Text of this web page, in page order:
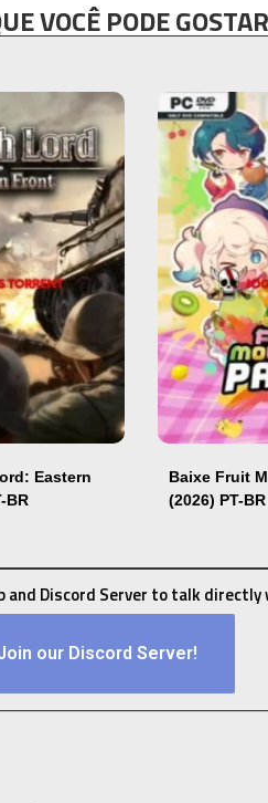
VOCÊ PODE
Eastern
BR
Baixe Fruit
(2026) PT-BR
and Discord Server to talk
our Discord Server!